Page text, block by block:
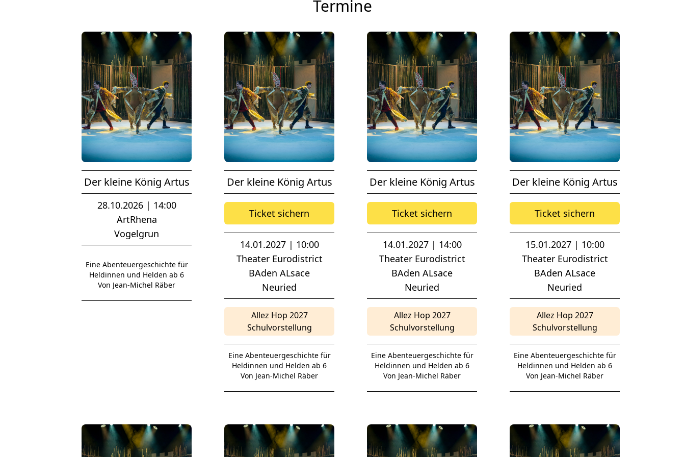
Termine
Der kleine König Artus
28.10.2026 | 14:00
ArtRhena
Vogelgrun
Eine Abenteuergeschichte für
Heldinnen und Helden ab 6
Von Jean-Michel Räber
Der kleine König Artus
Ticket sichern
14.01.2027 | 10:00
Theater Eurodistrict
BAden ALsace
Neuried
Allez Hop 2027
Schulvorstellung
Eine Abenteuergeschichte für
Heldinnen und Helden ab 6
Von Jean-Michel Räber
Der kleine König Artus
Ticket sichern
14.01.2027 | 14:00
Theater Eurodistrict
BAden ALsace
Neuried
Allez Hop 2027
Schulvorstellung
Eine Abenteuergeschichte für
Heldinnen und Helden ab 6
Von Jean-Michel Räber
Der kleine König Artus
Ticket sichern
15.01.2027 | 10:00
Theater Eurodistrict
BAden ALsace
Neuried
Allez Hop 2027
Schulvorstellung
Eine Abenteuergeschichte für
Heldinnen und Helden ab 6
Von Jean-Michel Räber